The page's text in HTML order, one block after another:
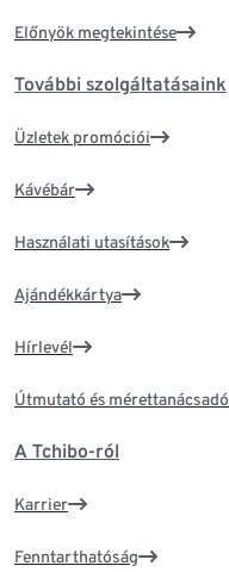
Előnyök megtekintése
További szolgáltatásaink
Üzletek promóciói
Kávébár
Használati utasítások
Ajándékkártya
Hírlevél
Útmutató és mérettanácsadó
A Tchibo-ról
Karrier
Fenntarthatóság